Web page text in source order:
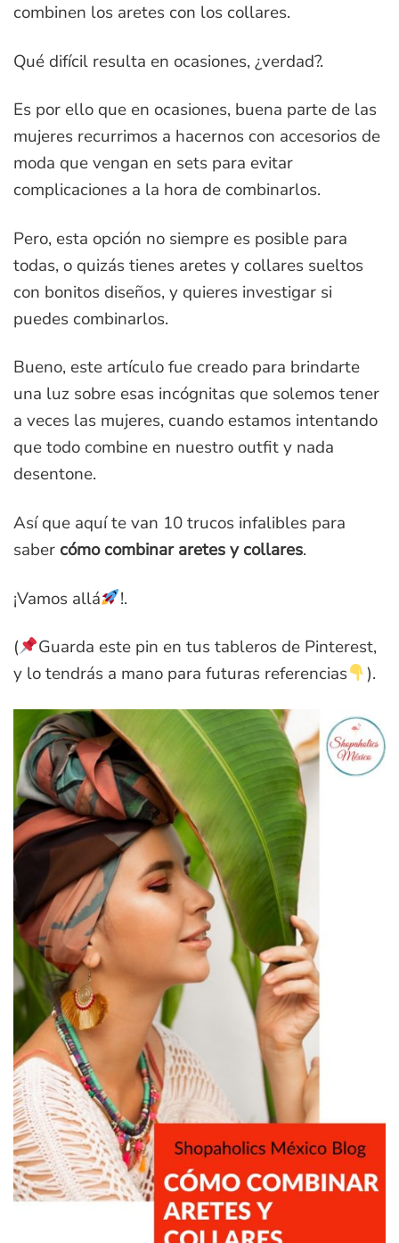
combinen los aretes con los collares.
Qué difícil resulta en ocasiones, ¿verdad?.
Es por ello que en ocasiones, buena parte de las
mujeres recurrimos a hacernos con accesorios de
moda que vengan en sets para evitar
complicaciones a la hora de combinarlos.
Pero, esta opción no siempre es posible para
todas, o quizás tienes aretes y collares sueltos
con bonitos diseños, y quieres investigar si
puedes combinarlos.
Bueno, este artículo fue creado para brindarte
una luz sobre esas incógnitas que solemos tener
a veces las mujeres, cuando estamos intentando
que todo combine en nuestro outfit y nada
desentone.
Así que aquí te van 10 trucos infalibles para
saber cómo combinar aretes y collares.
¡Vamos allá !.
(
Guarda este pin en tus tableros de Pinterest,
y lo tendrás a mano para futuras referencias
).